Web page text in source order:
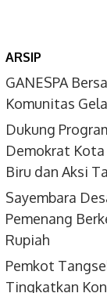
ARSIP
GANESPA
Komunitas
Dukung
Demokrat
Biru dan Aksi
Sayembara
Pemenang
Rupiah
Pemkot
Tingkatkan